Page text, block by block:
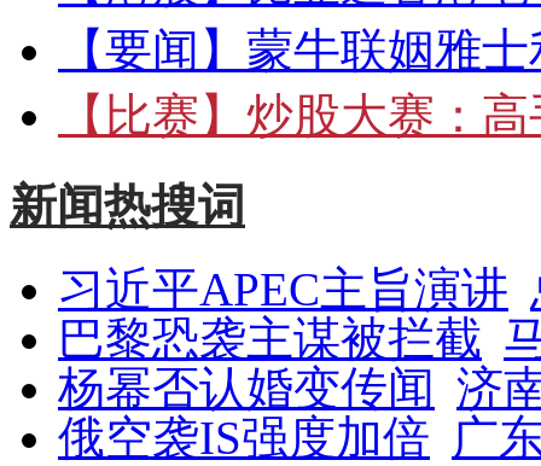
【要闻】 蒙牛联姻雅
【比赛】 炒股大赛：高
新闻热搜词
习近平APEC主旨演讲
巴黎恐袭主谋被拦截
杨幂否认婚变传闻 济
俄空袭IS强度加倍 广